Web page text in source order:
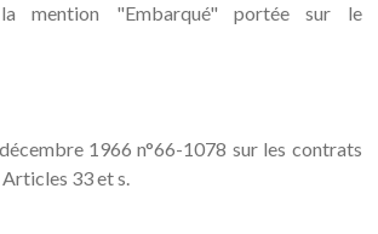
mention "Embarqué" portée sur le
1966 n°66-1078 sur les contrats
33 et s.